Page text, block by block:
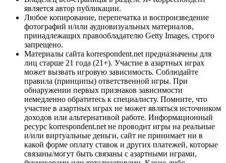
является автор публикации.
Любое копирование, перепечатка и воспроизведение
фотографий и/или аудиовизуальных материалов,
принадлежащих правообладателю Getty Images, строго
запрещено.
Материалы сайта korrespondent.net предназначены для
лиц старше 21 года (21+). Участие в азартных играх
может вызвать игровую зависимость. Соблюдайте
правила (принципы) ответственной игры. При
обнаружении первых признаков зависимости
немедленно обратитесь к специалисту. Помните, что
участие в азартных играх не может являться источником
доходов или альтернативой работе. Информационный
ресурс korrespondent.net не проводит игры на реальные
и/или виртуальные деньги, сайт не принимает ни в
какой форме оплату ставок и других платежей, которые
связаны/могут быть связаны с азартными играми,